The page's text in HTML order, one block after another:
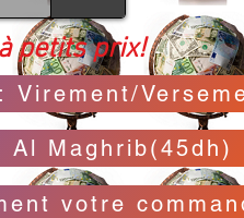
petits prix!
Maghrib(45dh)
votre